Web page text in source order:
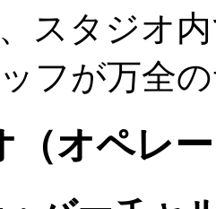
スタジオ
フが万全
（オペレ